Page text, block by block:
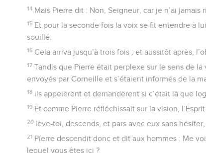
14 Mais Pierre dit : Non, Seigneur, car je n’ai jamais
15 Et pour la seconde fois la voix se fit entendre à
souillé.
16 Cela arriva jusqu’à trois fois ; et aussitôt après,
17 Tandis que Pierre était perplexe sur le sens de
envoyés par Corneille et s’étaient informés de la
18 ils appelèrent et demandèrent si c’était là que
19 Et comme Pierre réfléchissait sur la vision,
20 lève-toi, descends, et pars avec eux sans
21 Pierre descendit donc et dit aux hommes : Me
lequel vous êtes ici ?